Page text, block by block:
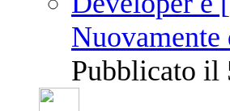
Pubblicato il